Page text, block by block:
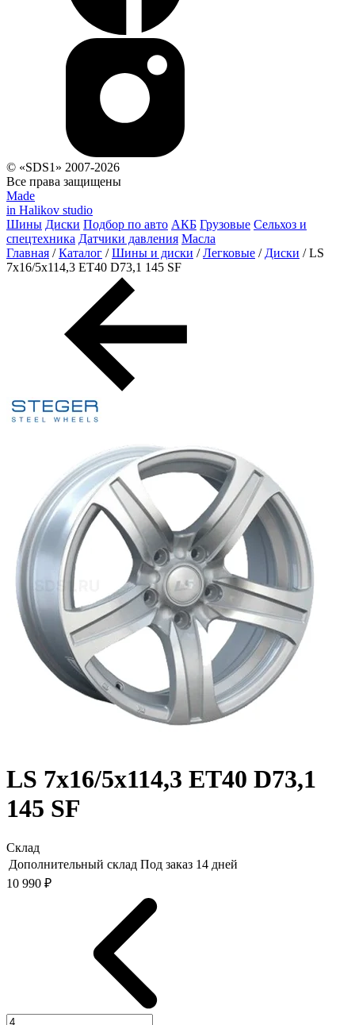
© «SDS1» 2007-2026
Все права защищены
Made
in Halikov studio
Шины Диски Подбор по авто АКБ Грузовые Сельхоз и
спецтехника Датчики давления Масла
Главная / Каталог / Шины и диски / Легковые / Диски / LS
7x16/5x114,3 ET40 D73,1 145 SF
LS 7x16/5x114,3 ET40 D73,1
145 SF
Склад
Дополнительный склад Под заказ 14 дней
10 990 ₽